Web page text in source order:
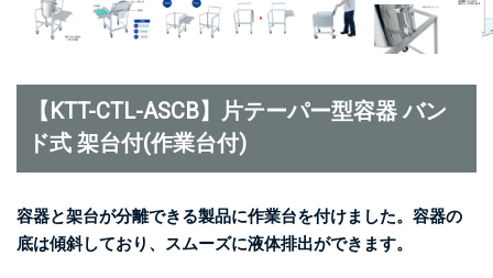
【KTT-CTL-ASCB】片テーパー型容器 バン
ド式 架台付(作業台付)
容器と架台が分離できる製品に作業台を付けました。容器の
底は傾斜しており、スムーズに液体排出ができます。